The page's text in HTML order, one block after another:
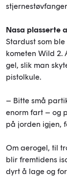
Nasa plasserte
Stardust som
kometen Wild 2.
gel, slik man
pistolkule.
– Bitte små
enorm fart – og
på jorden igjen,
Om aerogel, til
blir fremtidens
dyrt å lage og